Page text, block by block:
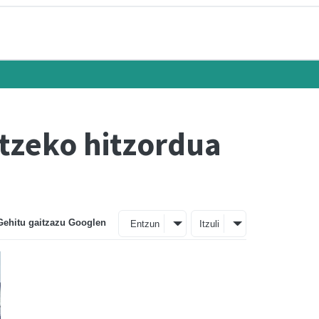
hitzordua
gaitzazu Googlen Entzun Itzuli